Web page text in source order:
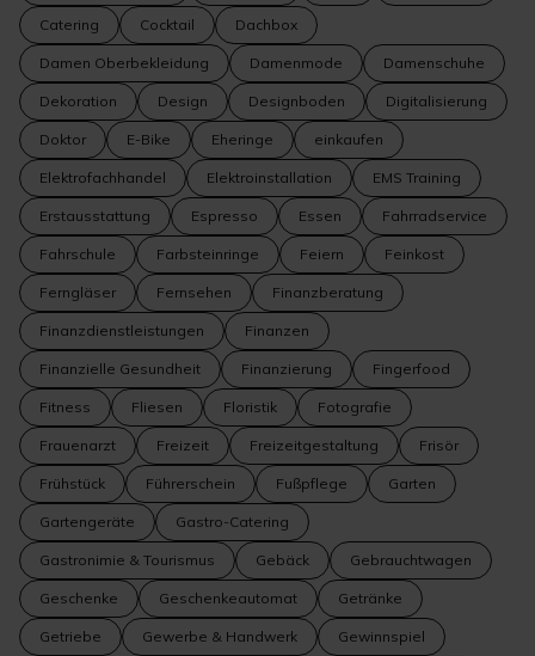
Catering Cocktail Dachbox
Damen Oberbekleidung Damenmode Damenschuhe
Dekoration Design Designboden Digitalisierung
Doktor E-Bike Eheringe einkaufen
Elektrofachhandel Elektroinstallation EMS Training
Erstausstattung Espresso Essen Fahrradservice
Fahrschule Farbsteinringe Feiern Feinkost
Ferngläser Fernsehen Finanzberatung
Finanzdienstleistungen Finanzen
Finanzielle Gesundheit Finanzierung Fingerfood
Fitness Fliesen Floristik Fotografie
Frauenarzt Freizeit Freizeitgestaltung Frisör
Frühstück Führerschein Fußpflege Garten
Gartengeräte Gastro-Catering
Gastronimie & Tourismus Gebäck Gebrauchtwagen
Geschenke Geschenkeautomat Getränke
Getriebe Gewerbe & Handwerk Gewinnspiel